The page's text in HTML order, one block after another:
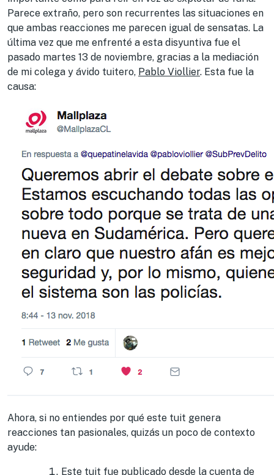
Parece extraño, pero son recurrentes las situaciones en
que ambas reacciones me parecen igual de sensatas. La
última vez que me enfrenté a esta disyuntiva fue el
pasado martes 13 de noviembre, gracias a la mediación
de mi colega y ávido tuitero, Pablo Viollier. Esta fue la
causa:
Ahora, si no entiendes por qué este tuit genera
reacciones tan pasionales, quizás un poco de contexto
ayude:
Este tuit fue publicado desde la cuenta de